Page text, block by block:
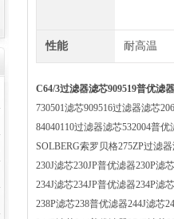
性能 耐高温
C64/3过滤器滤芯909519普优滤器
730501滤芯909516过滤器滤芯
84040110过滤器滤芯532004普
SOLBERG索罗贝格275ZP过滤
230J滤芯230JP普优滤器230P滤
234J滤芯234JP普优滤器234P滤
238P滤芯238普优滤器244J滤芯